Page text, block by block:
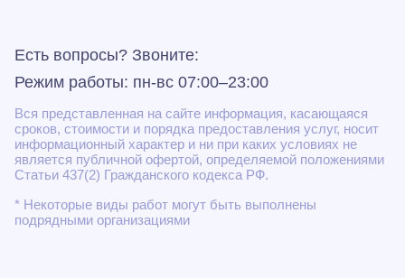
Есть вопросы? Звоните:
Режим работы: пн-вс 07:00–23:00
Вся представленная на сайте информация, касающаяся
сроков, стоимости и порядка предоставления услуг, носит
информационный характер и ни при каких условиях не
является публичной офертой, определяемой положениями
Статьи 437(2) Гражданского кодекса РФ.
* Некоторые виды работ могут быть выполнены
подрядными организациями